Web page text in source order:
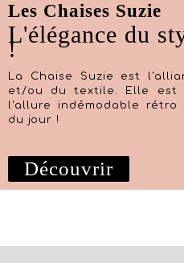
Les Chaises Suzie
L'élégance du
!
La Chaise Suzie est
et/ou du textile. Elle est
l'allure indémodable
du jour !
Découvrir